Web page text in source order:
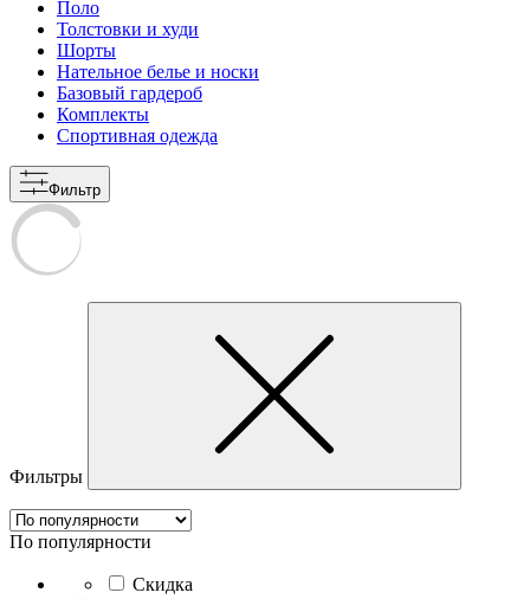
Поло
Толстовки и худи
Шорты
Нательное белье и носки
Базовый гардероб
Комплекты
Спортивная одежда
Фильтр
Фильтры
По популярности
Скидка